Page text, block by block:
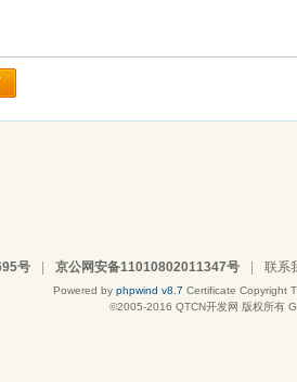
号 京公网安备11010802011347号 联系
Powered by phpwind v8.7 Certificate Copyright
©2005-2016 QTCN开发网 版权所有